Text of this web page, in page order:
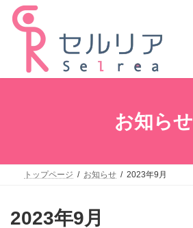
ス
ン
お知らせ
トップページ お知らせ 2023年9月
2023年9月